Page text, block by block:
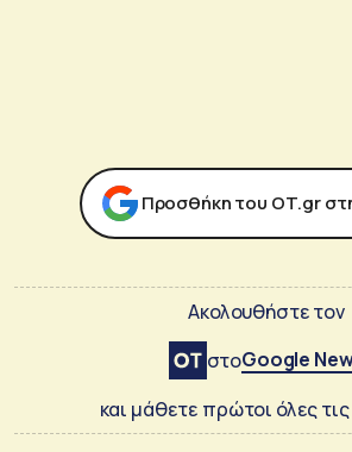
Προσθήκη του ΟΤ.gr
Ακολουθήστε τον
στοGoogle
και μάθετε πρώτοι όλες